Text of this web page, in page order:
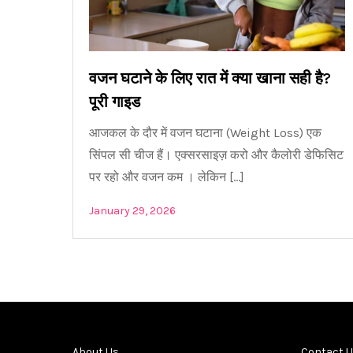
वजन घटाने के लिए रात में क्या खाना सही है?
पूरी गाइड
आजकल के दौर में वजन घटाना (Weight Loss) एक
सिंपल सी चीज हैं। एक्सरसाइज़ करो और कैलोरी डेफिसिट
पर रहो और वजन कम । लेकिन […]
January 29, 2026